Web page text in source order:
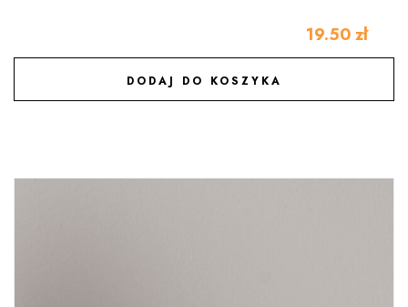
19.50 zł
DODAJ DO KOSZYKA
DODAJ DO ULUBIONYCH